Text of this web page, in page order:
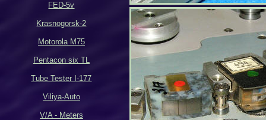
FED-5v
Krasnogorsk-2
Motorola M75
Pentacon six TL
Tube Tester I-177
Viliya-Auto
V/A - Meters